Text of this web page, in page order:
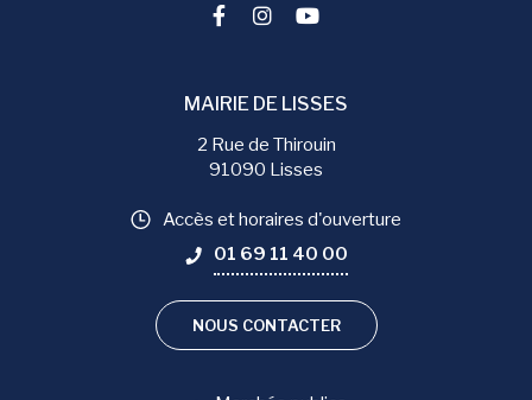
Lien vers le compte Facebook
Lien vers le compte
Lien vers la chaîne
MAIRIE DE LISSES
2 Rue de Thirouin
91090 Lisses
Accès et horaires d'ouverture
01 69 11 40 00
NOUS CONTACTER